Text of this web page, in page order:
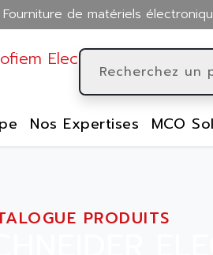
Fourniture de matériels
Nos Expertises MCO
PRODUITS